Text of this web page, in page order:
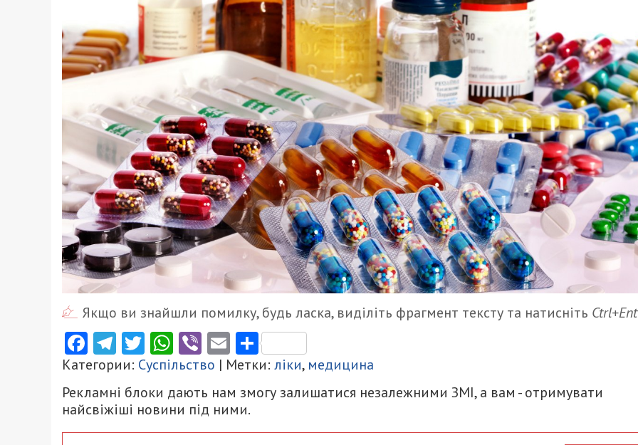
Якщо ви знайшли помилку, будь ласка, виділіть фрагмент тексту та натисніть
Facebook
Telegram
Twitter
WhatsApp
ViberEmailПоділитися
Категории: Суспільство | Метки: ліки, медицина
Рекламні блоки дають нам змогу залишатися незалежними ЗМІ, а вам - отримувати
найсвіжіші новини під ними.